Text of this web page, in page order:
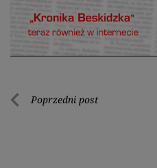
Nawigacja
Poprzedni post